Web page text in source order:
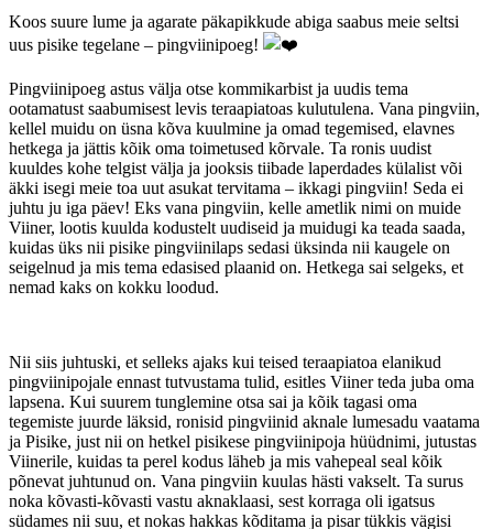
Koos suure lume ja agarate päkapikkude abiga saabus meie seltsi
uus pisike tegelane – pingviinipoeg!
Pingviinipoeg astus välja otse kommikarbist ja uudis tema
ootamatust saabumisest levis teraapiatoas kulutulena. Vana pingviin,
kellel muidu on üsna kõva kuulmine ja omad tegemised, elavnes
hetkega ja jättis kõik oma toimetused kõrvale. Ta ronis uudist
kuuldes kohe telgist välja ja jooksis tiibade laperdades külalist või
äkki isegi meie toa uut asukat tervitama – ikkagi pingviin! Seda ei
juhtu ju iga päev! Eks vana pingviin, kelle ametlik nimi on muide
Viiner, lootis kuulda kodustelt uudiseid ja muidugi ka teada saada,
kuidas üks nii pisike pingviinilaps sedasi üksinda nii kaugele on
seigelnud ja mis tema edasised plaanid on. Hetkega sai selgeks, et
nemad kaks on kokku loodud.
Nii siis juhtuski, et selleks ajaks kui teised teraapiatoa elanikud
pingviinipojale ennast tutvustama tulid, esitles Viiner teda juba oma
lapsena. Kui suurem tunglemine otsa sai ja kõik tagasi oma
tegemiste juurde läksid, ronisid pingviinid aknale lumesadu vaatama
ja Pisike, just nii on hetkel pisikese pingviinipoja hüüdnimi, jutustas
Viinerile, kuidas ta perel kodus läheb ja mis vahepeal seal kõik
põnevat juhtunud on. Vana pingviin kuulas hästi vakselt. Ta surus
noka kõvasti-kõvasti vastu aknaklaasi, sest korraga oli igatsus
südames nii suu, et nokas hakkas kõditama ja pisar tükkis vägisi